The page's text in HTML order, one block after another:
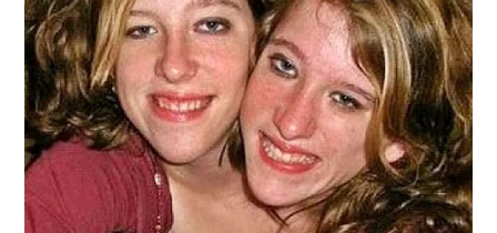
BPVE (Batalhão de Policiamento em Vias
Expressas), têm realizado patrulhamento
especial nos locais das obras, tanto para garantir
a segurança da área quanto para apoiar o
controle do trânsito e evitar congestionamentos.